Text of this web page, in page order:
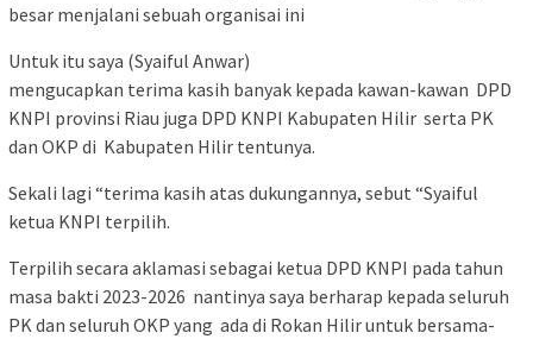
besar menjalani sebuah organisai ini
Untuk itu saya (Syaiful Anwar)
mengucapkan terima kasih banyak kepada kawan-kawan DPD
KNPI provinsi Riau juga DPD KNPI Kabupaten Hilir serta PK
dan OKP di Kabupaten Hilir tentunya.
Sekali lagi “terima kasih atas dukungannya, sebut “Syaiful
ketua KNPI terpilih.
Terpilih secara aklamasi sebagai ketua DPD KNPI pada tahun
masa bakti 2023-2026 nantinya saya berharap kepada seluruh
PK dan seluruh OKP yang ada di Rokan Hilir untuk bersama-